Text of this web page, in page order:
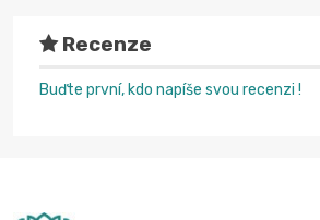
Recenze
Buďte první, kdo napíše svou recenzi !